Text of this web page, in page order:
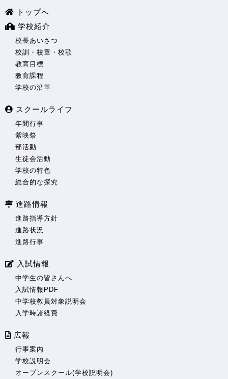
トップへ
学校紹介
校長あいさつ
校訓・校章・校歌
教育目標
教育課程
学校の沿革
スクールライフ
年間行事
紫映祭
部活動
生徒会活動
学校の特色
総合的な探究
進路情報
進路指導方針
進路状況
進路行事
入試情報
中学生の皆さんへ
入試情報PDF
中学校教員対象説明会
入学時諸経費
広報
行事案内
学校説明会
オープンスクール(学校説明会)